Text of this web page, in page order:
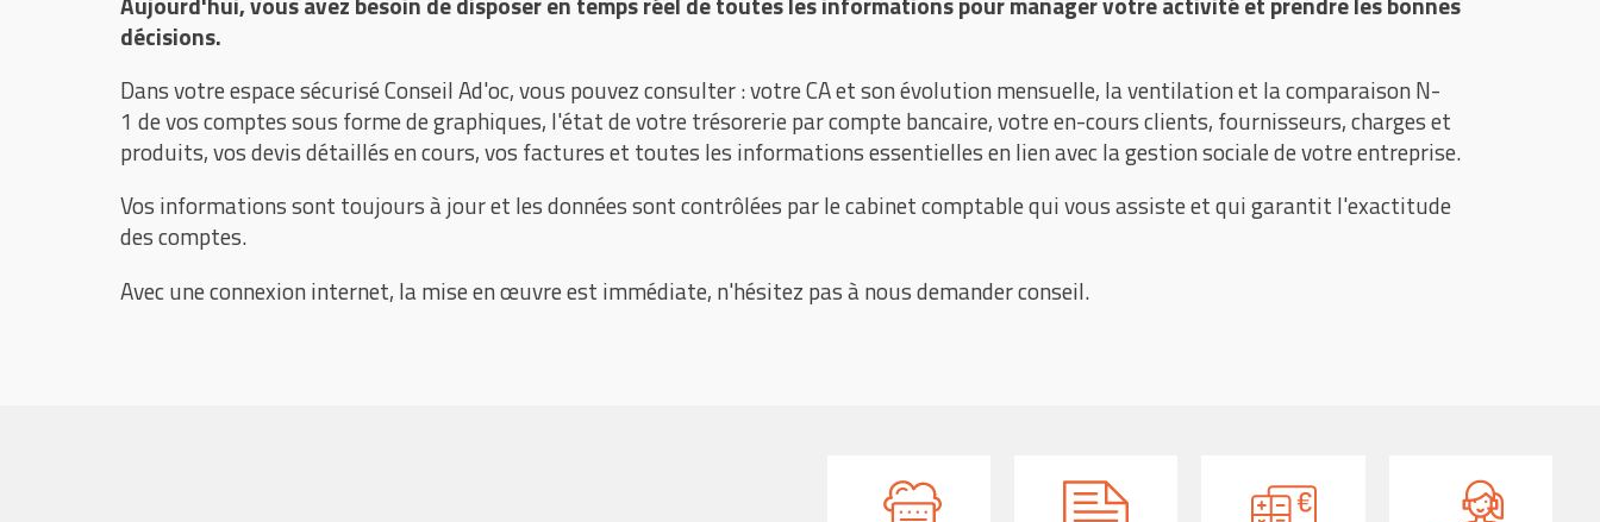
décisions.
Dans votre espace sécurisé Conseil Ad'oc, vous pouvez consulter : votre CA et son évolution mensuelle, la ventilation et la comparaison N-
1 de vos comptes sous forme de graphiques, l'état de votre trésorerie par compte bancaire, votre en-cours clients, fournisseurs, charges et
produits, vos devis détaillés en cours, vos factures et toutes les informations essentielles en lien avec la gestion sociale de votre entreprise.
Vos informations sont toujours à jour et les données sont contrôlées par le cabinet comptable qui vous assiste et qui garantit l'exactitude
des comptes.
Avec une connexion internet, la mise en œuvre est immédiate, n'hésitez pas à nous demander conseil.